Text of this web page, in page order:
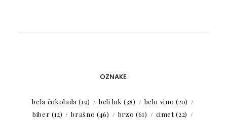
OZNAKE
bela čokolada (19) beli luk (38) belo vino (20)
biber (12) brašno (46) brzo (61) cimet(22)